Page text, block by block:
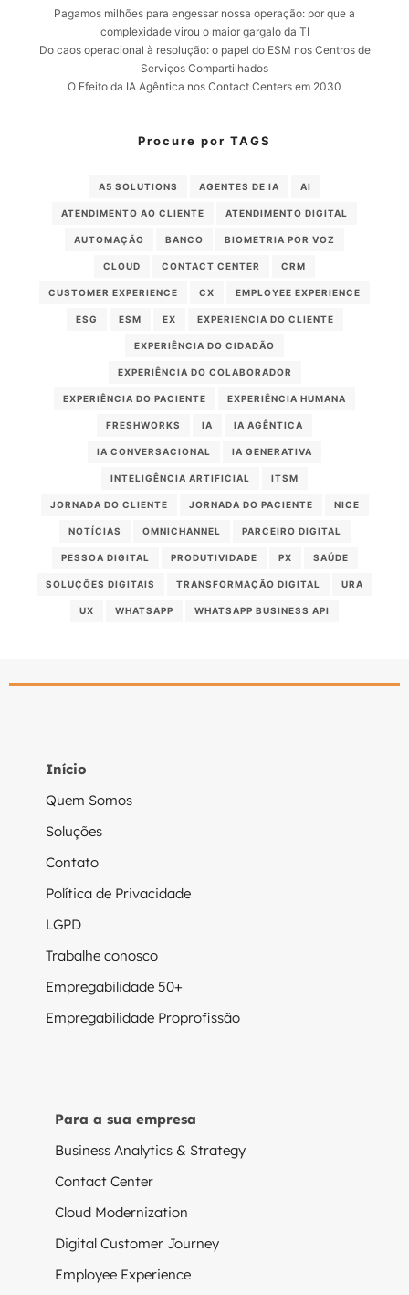
Pagamos milhões para engessar nossa operação: por que a
complexidade virou o maior gargalo da TI
Do caos operacional à resolução: o papel do ESM nos Centros de
Serviços Compartilhados
O Efeito da IA Agêntica nos Contact Centers em 2030
Procure por TAGS
A5 SOLUTIONS AGENTES DE IA AI
ATENDIMENTO AO CLIENTE ATENDIMENTO DIGITAL
AUTOMAÇÃO BANCO BIOMETRIA POR VOZ
CLOUD CONTACT CENTER CRM
CUSTOMER EXPERIENCE CX EMPLOYEE EXPERIENCE
ESG ESM EX EXPERIENCIA DO CLIENTE
EXPERIÊNCIA DO CIDADÃO
EXPERIÊNCIA DO COLABORADOR
EXPERIÊNCIA DO PACIENTE EXPERIÊNCIA HUMANA
FRESHWORKS IA IA AGÊNTICA
IA CONVERSACIONAL IA GENERATIVA
INTELIGÊNCIA ARTIFICIAL ITSM
JORNADA DO CLIENTE JORNADA DO PACIENTE NICE
NOTÍCIAS OMNICHANNEL PARCEIRO DIGITAL
PESSOA DIGITAL PRODUTIVIDADE PX SAÚDE
SOLUÇÕES DIGITAIS TRANSFORMAÇÃO DIGITAL URA
UX WHATSAPP WHATSAPP BUSINESS API
Início
Quem Somos
Soluções
Contato
Política de Privacidade
LGPD
Trabalhe conosco
Empregabilidade 50+
Empregabilidade Proprofissão
Para a sua empresa
Business Analytics & Strategy
Contact Center
Cloud Modernization
Digital Customer Journey
Employee Experience